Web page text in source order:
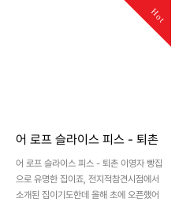
Hot
어 로프 슬라이스 피스 - 퇴촌
어 로프 슬라이스 피스 - 퇴촌 이영자 빵집
으로 유명한 집이죠, 전지적참견시점에서
소개된 집이기도한데 올해 초에 오픈했어